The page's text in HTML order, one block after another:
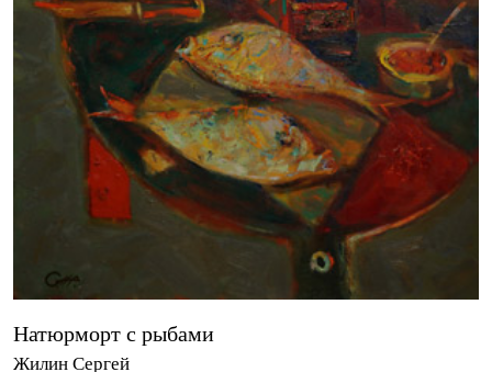
Натюрморт с рыбами
Жилин Сергей